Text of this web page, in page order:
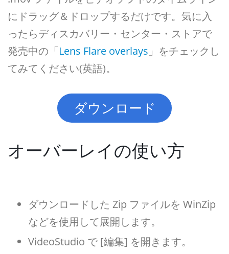
にドラッグ＆ドロップするだけです。気に入
ったらディスカバリー・センター・ストアで
発売中の「Lens Flare overlays 」をチェックし
てみてください(英語)。
ダウンロード
オーバーレイの使い方
ダウンロードした Zip ファイルを WinZip
などを使用して展開します。
VideoStudio で [編集] を開きます。